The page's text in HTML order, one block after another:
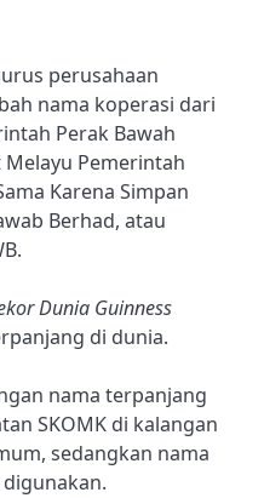
perusahaan
nama koperasi dari
Perak Bawah
Melayu Pemerintah
Karena Simpan
Berhad, atau
Dunia Guinness
di dunia.
nama terpanjang
SKOMK di kalangan
sedangkan nama